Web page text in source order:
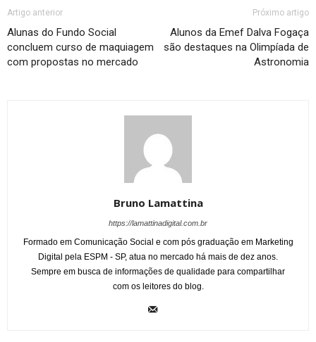
Artigo anterior
Alunas do Fundo Social
concluem curso de maquiagem
com propostas no mercado
Próximo artigo
Alunos da Emef Dalva Fogaça
são destaques na Olimpíada de
Astronomia
Bruno Lamattina
https://lamattinadigital.com.br
Formado em Comunicação Social e com pós graduação em Marketing
Digital pela ESPM - SP, atua no mercado há mais de dez anos.
Sempre em busca de informações de qualidade para compartilhar
com os leitores do blog.